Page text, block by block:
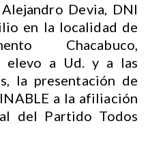
Devia, DNI
en la localidad de
Chacabuco,
elevo a Ud. y a las
la presentación de
a la afiliación
del Partido Todos